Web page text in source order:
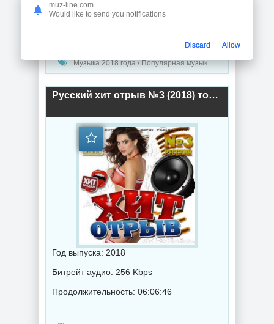
Битрейт аудио: 320 Kbps
Музыка 2018 года / Популярная музыка / Дабстеп музыка / Музыка в машину
Русский хит отрыв №3 (2018) торрент
Год выпуска: 2018
Битрейт аудио: 256 Kbps
Продолжительность: 06:06:46
muz-line.com
Would like to send you notifications
Discard Allow